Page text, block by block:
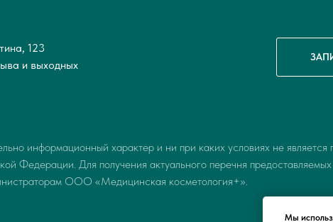
информационный характер и ни при каких условиях не является
Федерации. Для получения актуального перечня
ООО «Медицинская косметология+».
123
и выходных
Мы